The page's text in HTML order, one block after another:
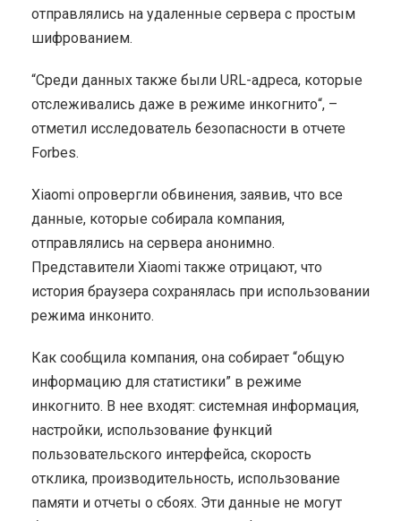
отправлялись на удаленные сервера с простым
шифрованием.
“Среди данных также были URL-адреса, которые
отслеживались даже в режиме инкогнито“, –
отметил исследователь безопасности в отчете
Forbes.
Xiaomi опровергли обвинения, заявив, что все
данные, которые собирала компания,
отправлялись на сервера анонимно.
Представители Xiaomi также отрицают, что
история браузера сохранялась при использовании
режима инконито.
Как сообщила компания, она собирает “общую
информацию для статистики” в режиме
инкогнито. В нее входят: системная информация,
настройки, использование функций
пользовательского интерфейса, скорость
отклика, производительность, использование
памяти и отчеты о сбоях. Эти данные не могут